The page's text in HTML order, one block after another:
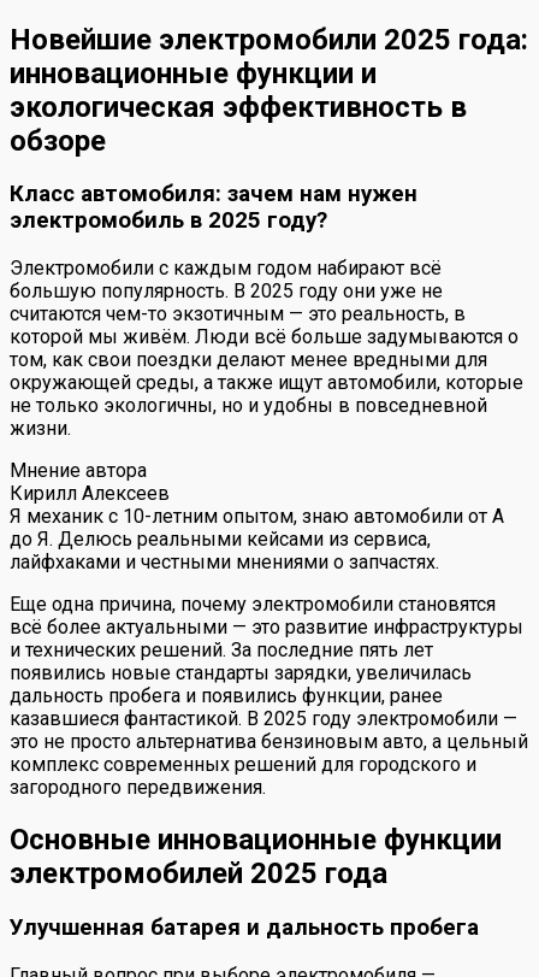
Новейшие электромобили 2025 года:
инновационные функции и
экологическая эффективность в
обзоре
Класс автомобиля: зачем нам нужен
электромобиль в 2025 году?
Электромобили с каждым годом набирают всё
большую популярность. В 2025 году они уже не
считаются чем-то экзотичным — это реальность, в
которой мы живём. Люди всё больше задумываются о
том, как свои поездки делают менее вредными для
окружающей среды, а также ищут автомобили, которые
не только экологичны, но и удобны в повседневной
жизни.
Мнение автора
Кирилл Алексеев
Я механик с 10-летним опытом, знаю автомобили от А
до Я. Делюсь реальными кейсами из сервиса,
лайфхаками и честными мнениями о запчастях.
Еще одна причина, почему электромобили становятся
всё более актуальными — это развитие инфраструктуры
и технических решений. За последние пять лет
появились новые стандарты зарядки, увеличилась
дальность пробега и появились функции, ранее
казавшиеся фантастикой. В 2025 году электромобили —
это не просто альтернатива бензиновым авто, а цельный
комплекс современных решений для городского и
загородного передвижения.
Основные инновационные функции
электромобилей 2025 года
Улучшенная батарея и дальность пробега